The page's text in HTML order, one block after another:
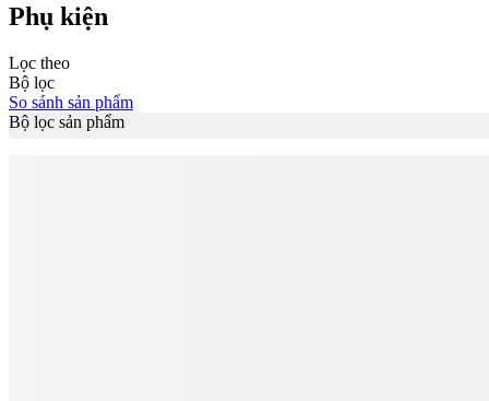
Phụ kiện
Lọc theo
Bộ lọc
So sánh sản phẩm
Bộ lọc sản phẩm